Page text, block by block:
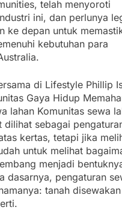
telah menyoroti
ini, dan perlunya
ke depan untuk
kebutuhan para
di Lifestyle Phillip
Gaya Hidup
lahan Komunitas sewa
dilihat sebagai
kertas, tetapi jika
untuk melihat
menjadi
dasarnya, pengaturan
tanah